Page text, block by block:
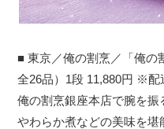
■ 東京／俺の割烹／「俺の
全26品）1段 11,880円 ※配
俺の割烹銀座本店で腕を
やわらか煮などの美味を堪